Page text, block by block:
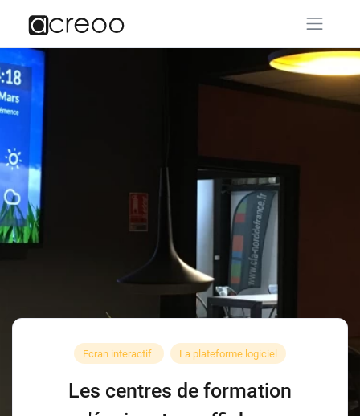
Ecran interactif La plateforme logiciel
Les centres de formation